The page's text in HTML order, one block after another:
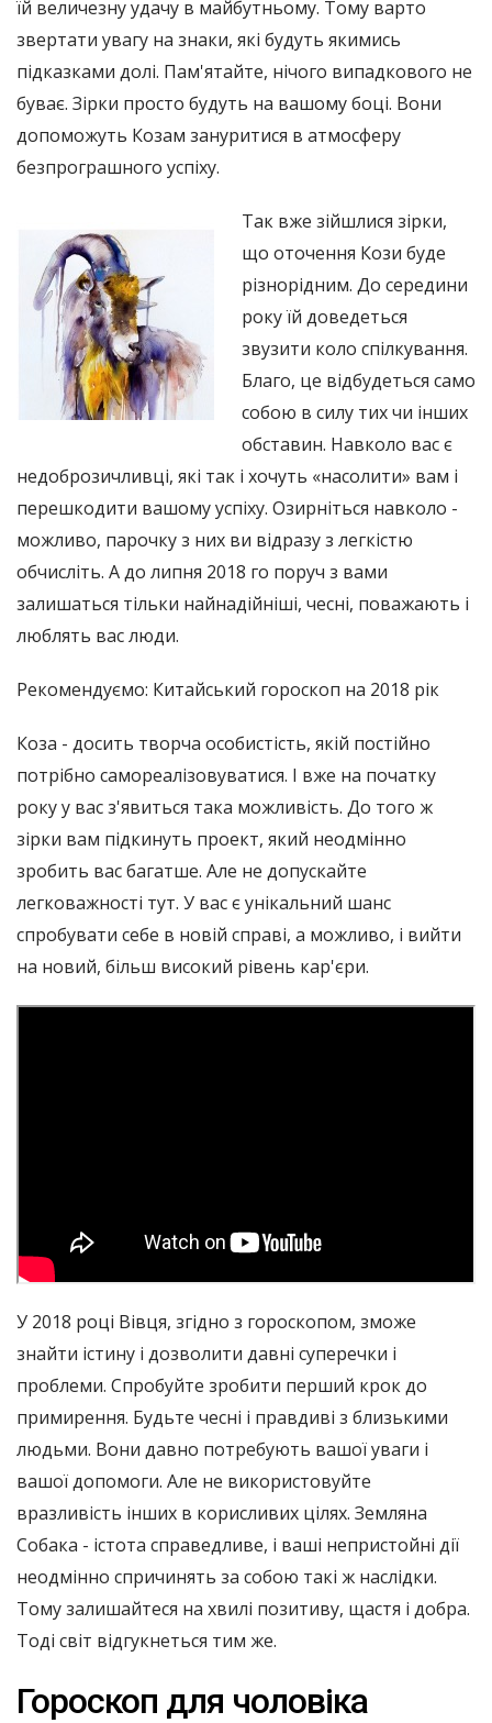
їй величезну удачу в майбутньому. Тому варто
звертати увагу на знаки, які будуть якимись
підказками долі. Пам'ятайте, нічого випадкового не
буває. Зірки просто будуть на вашому боці. Вони
допоможуть Козам зануритися в атмосферу
безпрограшного успіху.
Так вже зійшлися зірки,
що оточення Кози буде
різнорідним. До середини
року їй доведеться
звузити коло спілкування.
Благо, це відбудеться само
собою в силу тих чи інших
обставин. Навколо вас є
недоброзичливці, які так і хочуть «насолити» вам і
перешкодити вашому успіху. Озирніться навколо -
можливо, парочку з них ви відразу з легкістю
обчисліть. А до липня 2018 го поруч з вами
залишаться тільки найнадійніші, чесні, поважають і
люблять вас люди.
Рекомендуємо: Китайський гороскоп на 2018 рік
Коза - досить творча особистість, якій постійно
потрібно самореалізовуватися. І вже на початку
року у вас з'явиться така можливість. До того ж
зірки вам підкинуть проект, який неодмінно
зробить вас багатше. Але не допускайте
легковажності тут. У вас є унікальний шанс
спробувати себе в новій справі, а можливо, і вийти
на новий, більш високий рівень кар'єри.
У 2018 році Вівця, згідно з гороскопом, зможе
знайти істину і дозволити давні суперечки і
проблеми. Спробуйте зробити перший крок до
примирення. Будьте чесні і правдиві з близькими
людьми. Вони давно потребують вашої уваги і
вашої допомоги. Але не використовуйте
вразливість інших в корисливих цілях. Земляна
Собака - істота справедливе, і ваші непристойні дії
неодмінно спричинять за собою такі ж наслідки.
Тому залишайтеся на хвилі позитиву, щастя і добра.
Тоді світ відгукнеться тим же.
Гороскоп для чоловіка